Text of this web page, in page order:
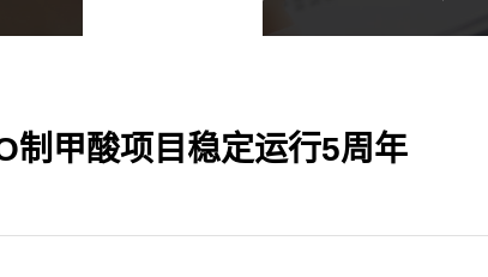
制甲酸项目稳定运行5周年